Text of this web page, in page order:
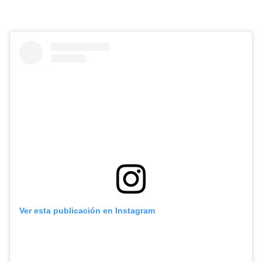
Ver esta publicación en Instagram